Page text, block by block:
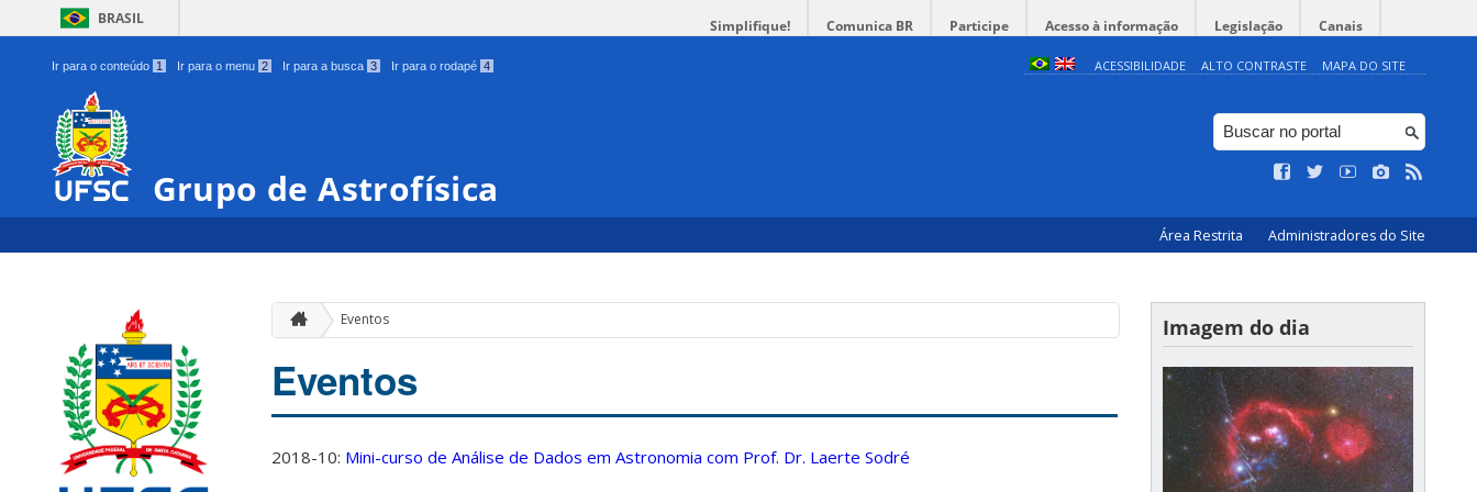
BRASIL Simplifique! Comunica BR Participe Acesso à informação Legislação Canais
Ir para o conteúdo 1 Ir para o menu 2 Ir para a busca 3 Ir para o rodapé 4 ACESSIBILIDADE ALTO CONTRASTE MAPA DO SITE
Grupo de Astrofísica
Área Restrita Administradores do Site
Eventos
Eventos
2018-10: Mini-curso de Análise de Dados em Astronomia com Prof. Dr. Laerte Sodré
Imagem do dia